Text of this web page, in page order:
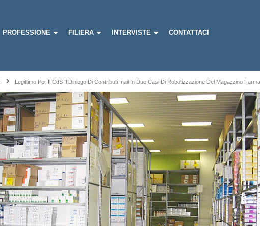
PROFESSIONE FILIERA INTERVISTE CONTATTACI
Legittimo Per Il CdS Il Diniego Di Contributi Inail In Due Casi Di Robotizzazione Del Magazzino